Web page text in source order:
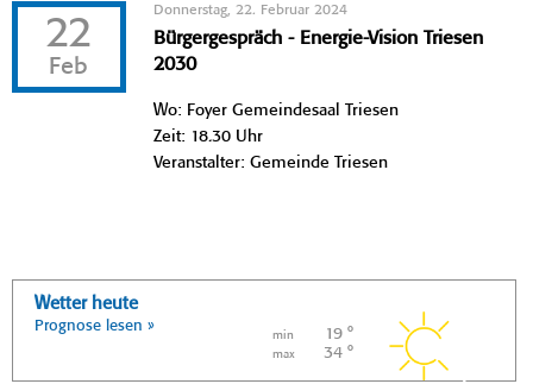
22
Feb
Donnerstag, 22. Februar 2024
Bürgergespräch - Energie-Vision Triesen
2030
Wo: Foyer Gemeindesaal Triesen
Zeit: 18.30 Uhr
Veranstalter: Gemeinde Triesen
Wetter heute
Prognose lesen »
min 19 °
max 34 °